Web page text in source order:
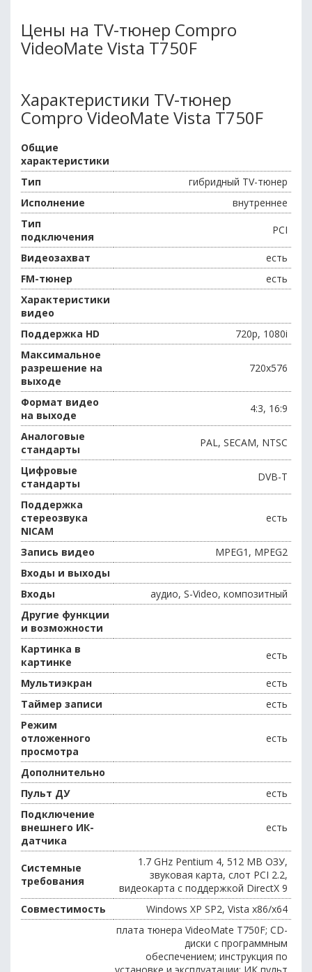
Цены на TV-тюнер Compro
VideoMate Vista T750F
Характеристики TV-тюнер
Compro VideoMate Vista T750F
Общие
характеристики
Тип
гибридный TV-тюнер
Исполнение
внутреннее
Тип
подключения
PCI
Видеозахват
есть
FM-тюнер
есть
Характеристики
видео
Поддержка HD
720p, 1080i
Максимальное
разрешение на
выходе
720х576
Формат видео
на выходе
4:3, 16:9
Аналоговые
стандарты
PAL, SECAM, NTSC
Цифровые
стандарты
DVB-T
Поддержка
стереозвука
NICAM
есть
Запись видео
MPEG1, MPEG2
Входы и выходы
Входы
аудио, S-Video, композитный
Другие функции
и возможности
Картинка в
картинке
есть
Мультиэкран
есть
Таймер записи
есть
Режим
отложенного
просмотра
есть
Дополнительно
Пульт ДУ
есть
Подключение
внешнего ИК-
датчика
есть
Системные
требования
1.7 GHz Pentium 4, 512 МВ ОЗУ,
звуковая карта, слот PCI 2.2,
видеокарта с поддержкой DirectX 9
Совместимость
Windows XP SP2, Vista x86/x64
плата тюнера VideoMate T750F; CD-
диски с программным
обеспечением; инструкция по